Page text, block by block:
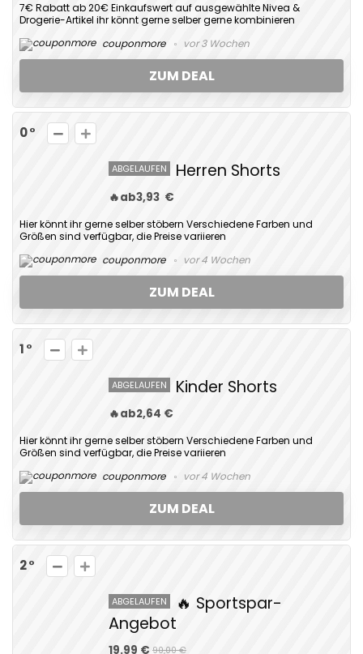
7€ Rabatt ab 20€ Einkaufswert auf ausgewählte Nivea &
Drogerie-Artikel ihr könnt gerne selber gerne kombinieren
couponmore
vor 3 Wochen
ZUM DEAL
0
ABGELAUFEN Herren Shorts
🔥ab3,93 €
Hier könnt ihr gerne selber stöbern Verschiedene Farben und
Größen sind verfügbar, die Preise variieren
couponmore
vor 4 Wochen
ZUM DEAL
1
ABGELAUFEN Kinder Shorts
🔥ab2,64 €
Hier könnt ihr gerne selber stöbern Verschiedene Farben und
Größen sind verfügbar, die Preise variieren
couponmore
vor 4 Wochen
ZUM DEAL
2
ABGELAUFEN
🔥 Sportspar-
Angebot
19.99 € 90,00 €